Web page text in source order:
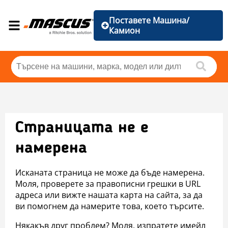
Поставете Машина/
Камион
Страницата не е
намерена
Исканата страница не може да бъде намерена.
Моля, проверете за правописни грешки в URL
адреса или вижте нашата карта на сайта, за да
ви помогнем да намерите това, което търсите.
Някакъв друг проблем? Моля, изпратете имейл